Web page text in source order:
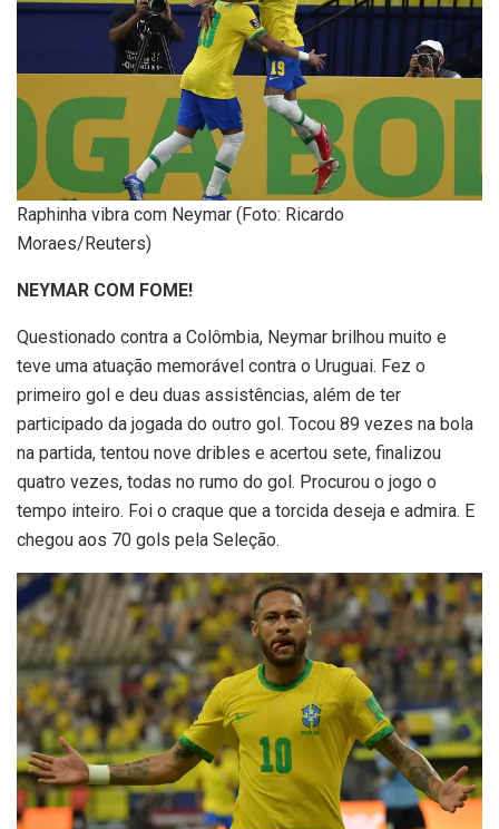
Raphinha vibra com Neymar (Foto: Ricardo
Moraes/Reuters)
NEYMAR COM FOME!
Questionado contra a Colômbia, Neymar brilhou muito e
teve uma atuação memorável contra o Uruguai. Fez o
primeiro gol e deu duas assistências, além de ter
participado da jogada do outro gol. Tocou 89 vezes na bola
na partida, tentou nove dribles e acertou sete, finalizou
quatro vezes, todas no rumo do gol. Procurou o jogo o
tempo inteiro. Foi o craque que a torcida deseja e admira. E
chegou aos 70 gols pela Seleção.